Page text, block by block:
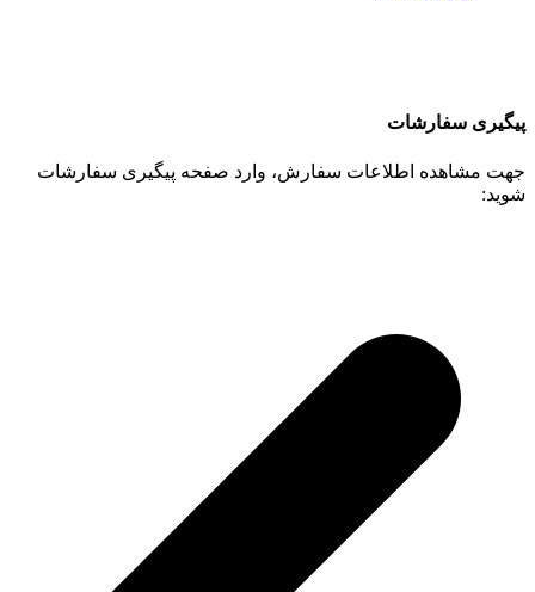
پیگیری سفارشات
جهت مشاهده اطلاعات سفارش، وارد صفحه پیگیری سفارشات
شوید: